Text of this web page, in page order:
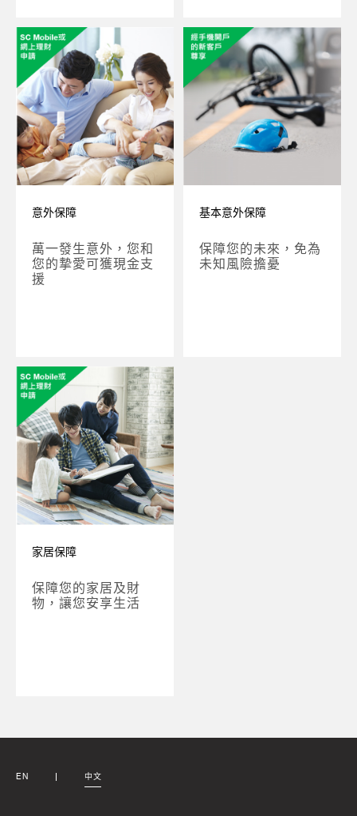
意外保障
萬一發生意外，您和
您的摯愛可獲現金支
援
基本意外保障
保障您的未來，免為
未知風險擔憂
家居保障
保障您的家居及財
物，讓您安享生活
EN 中文